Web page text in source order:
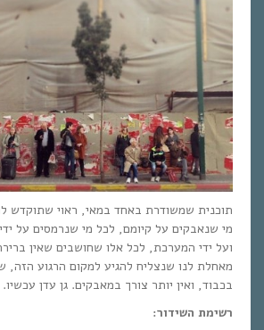
תוכנית שמשודרת באחד במאי, ראוי שתוקדש
מי שנאבקים על קיומם, לכל מי שנרמסים על
ועל ידי המערכת, לכל אלו שחושבים שאין
מאחלת לנו שנצליח להגיע למקום הרגוע הזה,
בכבוד, ואין יותר צורך במאבקים. גן עדן עכשיו.
רשימת השידור: